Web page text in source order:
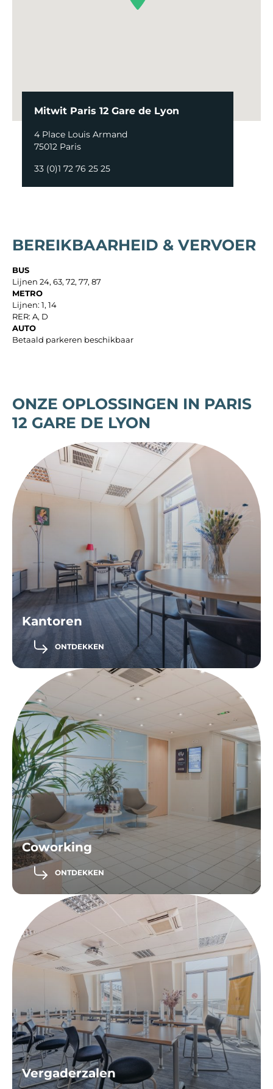
Mitwit Paris 12 Gare de Lyon
4 Place Louis Armand
75012 Paris
33 (0)1 72 76 25 25
BEREIKBAARHEID & VERVOER
BUS
Lijnen 24, 63, 72, 77, 87
METRO
Lijnen: 1, 14
RER: A, D
AUTO
Betaald parkeren beschikbaar
ONZE OPLOSSINGEN IN PARIS
12 GARE DE LYON
Kantoren
ONTDEKKEN
Coworking
ONTDEKKEN
Vergaderzalen